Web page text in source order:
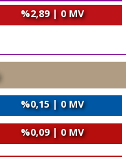
%2,89 | 0 MV
%0,15 | 0 MV
%0,09 | 0 MV